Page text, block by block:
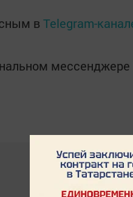
в Telegram-